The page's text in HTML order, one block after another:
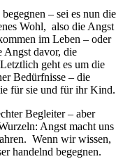
– sei es nun die
Wohl, also die Angst
im Leben – oder
Angst davor, die
geht es um die
Bedürfnisse – die
für sie und für ihr Kind.
Begleiter – aber
Angst macht uns
Wenn wir wissen,
handelnd begegnen.